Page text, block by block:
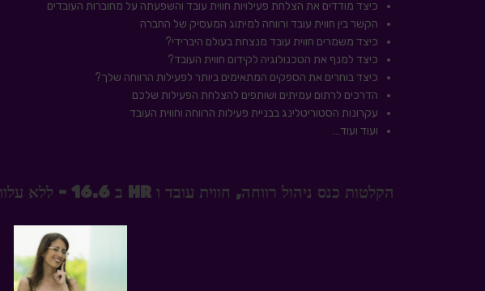
כיצד מודדים את הצלחת פעילויות חווית עובד והשפעתה על מחוברות העובדים
הקשר בין חווית עובד ורווחה למיתוג המעסיק של החברה
כיצד משמרים חווית עובד מנצחת בעולם היברידי?
כיצד למנף את הטכנולוגיה לקידום חווית העובד?
כיצד בוחרים את הספקים המתאימים ביותר לפעילות הרווחה שלך?
הדרכים לרתום עמיתים ושותפים להצלחת הפעילות שלכם
עקרונות הסטוריטלינג בבניית פעילות הרווחה וחווית העובד
ועוד ועוד…
הקלטות כנס ניהול רווחה, חווית עובד ו HR ב 16.6 - ללא עלות!